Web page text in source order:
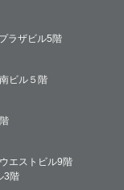
ラザビル5階
ビル５階
エストビル9階
3階